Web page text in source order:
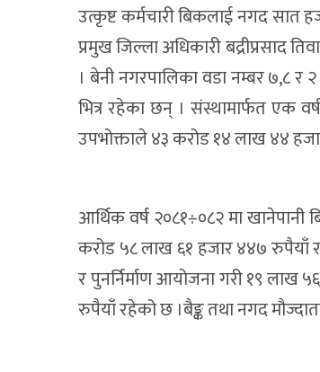
उत्कृष्ट कर्मचारी बिकलाई नगद सात
प्रमुख जिल्ला अधिकारी बद्रीप्रसाद
। बेनी नगरपालिका वडा नम्बर ७,८ र
भित्र रहेका छन् । संस्थामार्फत एक
उपभोक्ताले ४३ करोड १४ लाख ४४
आर्थिक वर्ष २०८१÷०८२ मा
करोड ५८ लाख ६१ हजार ४४७ रुपैयाँ
र पुनर्निर्माण आयोजना गरी १९
रुपैयाँ रहेको छ ।बैङ्क तथा नगद